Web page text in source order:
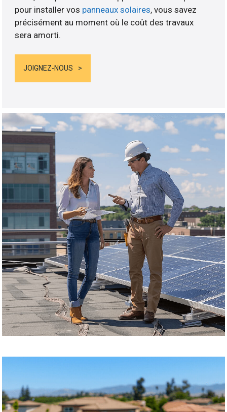
pour installer vos panneaux solaires, vous savez
précisément au moment où le coût des travaux
sera amorti.
JOIGNEZ-NOUS